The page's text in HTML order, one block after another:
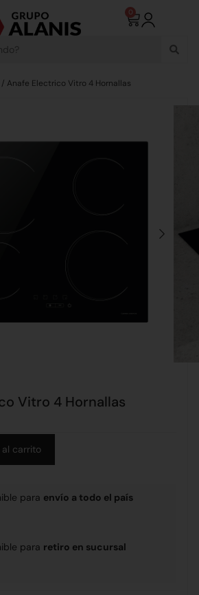
0
/ Anafe Electrico Vitro 4 Hornallas
Vitro 4 Hornallas
al carrito
para envío a todo el país
para retiro en sucursal